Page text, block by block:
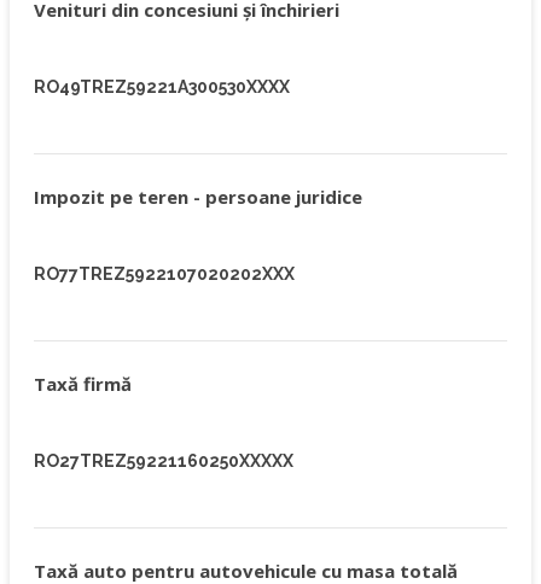
Venituri din concesiuni şi închirieri
RO49TREZ59221A300530XXXX
Impozit pe teren - persoane juridice
RO77TREZ5922107020202XXX
Taxă firmă
RO27TREZ59221160250XXXXX
Taxă auto pentru autovehicule cu masa totală